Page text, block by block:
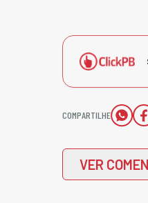
COMPARTILHE
VER